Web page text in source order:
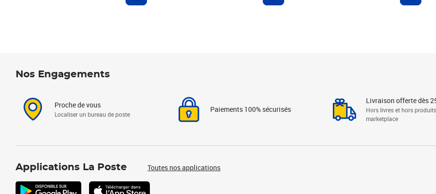
Nos Engagements
Proche de vous
Localiser un bureau de poste
Paiements 100% sécurisés
Livraison offerte dès
Hors livres et hors produits
marketplace
Applications La Poste Toutes nos applications